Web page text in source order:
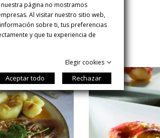
página no mostramos
Al visitar nuestro sitio web,
sobre ti, tus preferencias
y que tu experiencia de
Elegir cookies
Aceptar todo Rechazar